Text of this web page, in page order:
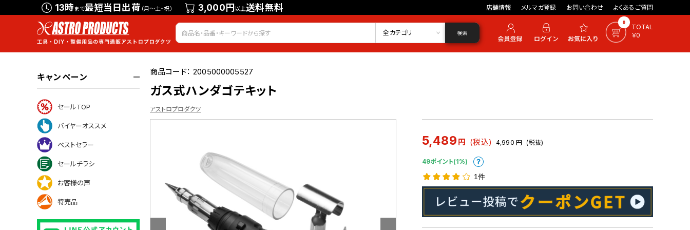
13時まで最短当日出荷 （月～土・祝） 3,000円以上送料無料 店舗情報 メルマガ登録 お問い合わせ よくあるご質問
会員登録 ログイン お気に入り 0
TOTAL
￥0
全カテゴリ 検索
キャンペーン
セールTOP
バイヤーオススメ
ベストセラー
セールチラシ
お客様の声
特売品
商品コード：2005000005527
ガス式ハンダゴテキット
アストロプロダクツ
5,489 円 (税込) 4,990 円 (税抜)
49ポイント(1%)
1件